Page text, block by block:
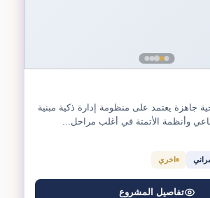
جاهزة يعتمد على منظومة إدارة ذكية مبنية
وأنظمة الأتمتة في أغلب مراحل...
اخري
تفاصيل المشروع